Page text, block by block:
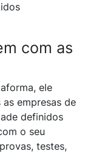
com as
ele
empresas de
definidos
o seu
testes,